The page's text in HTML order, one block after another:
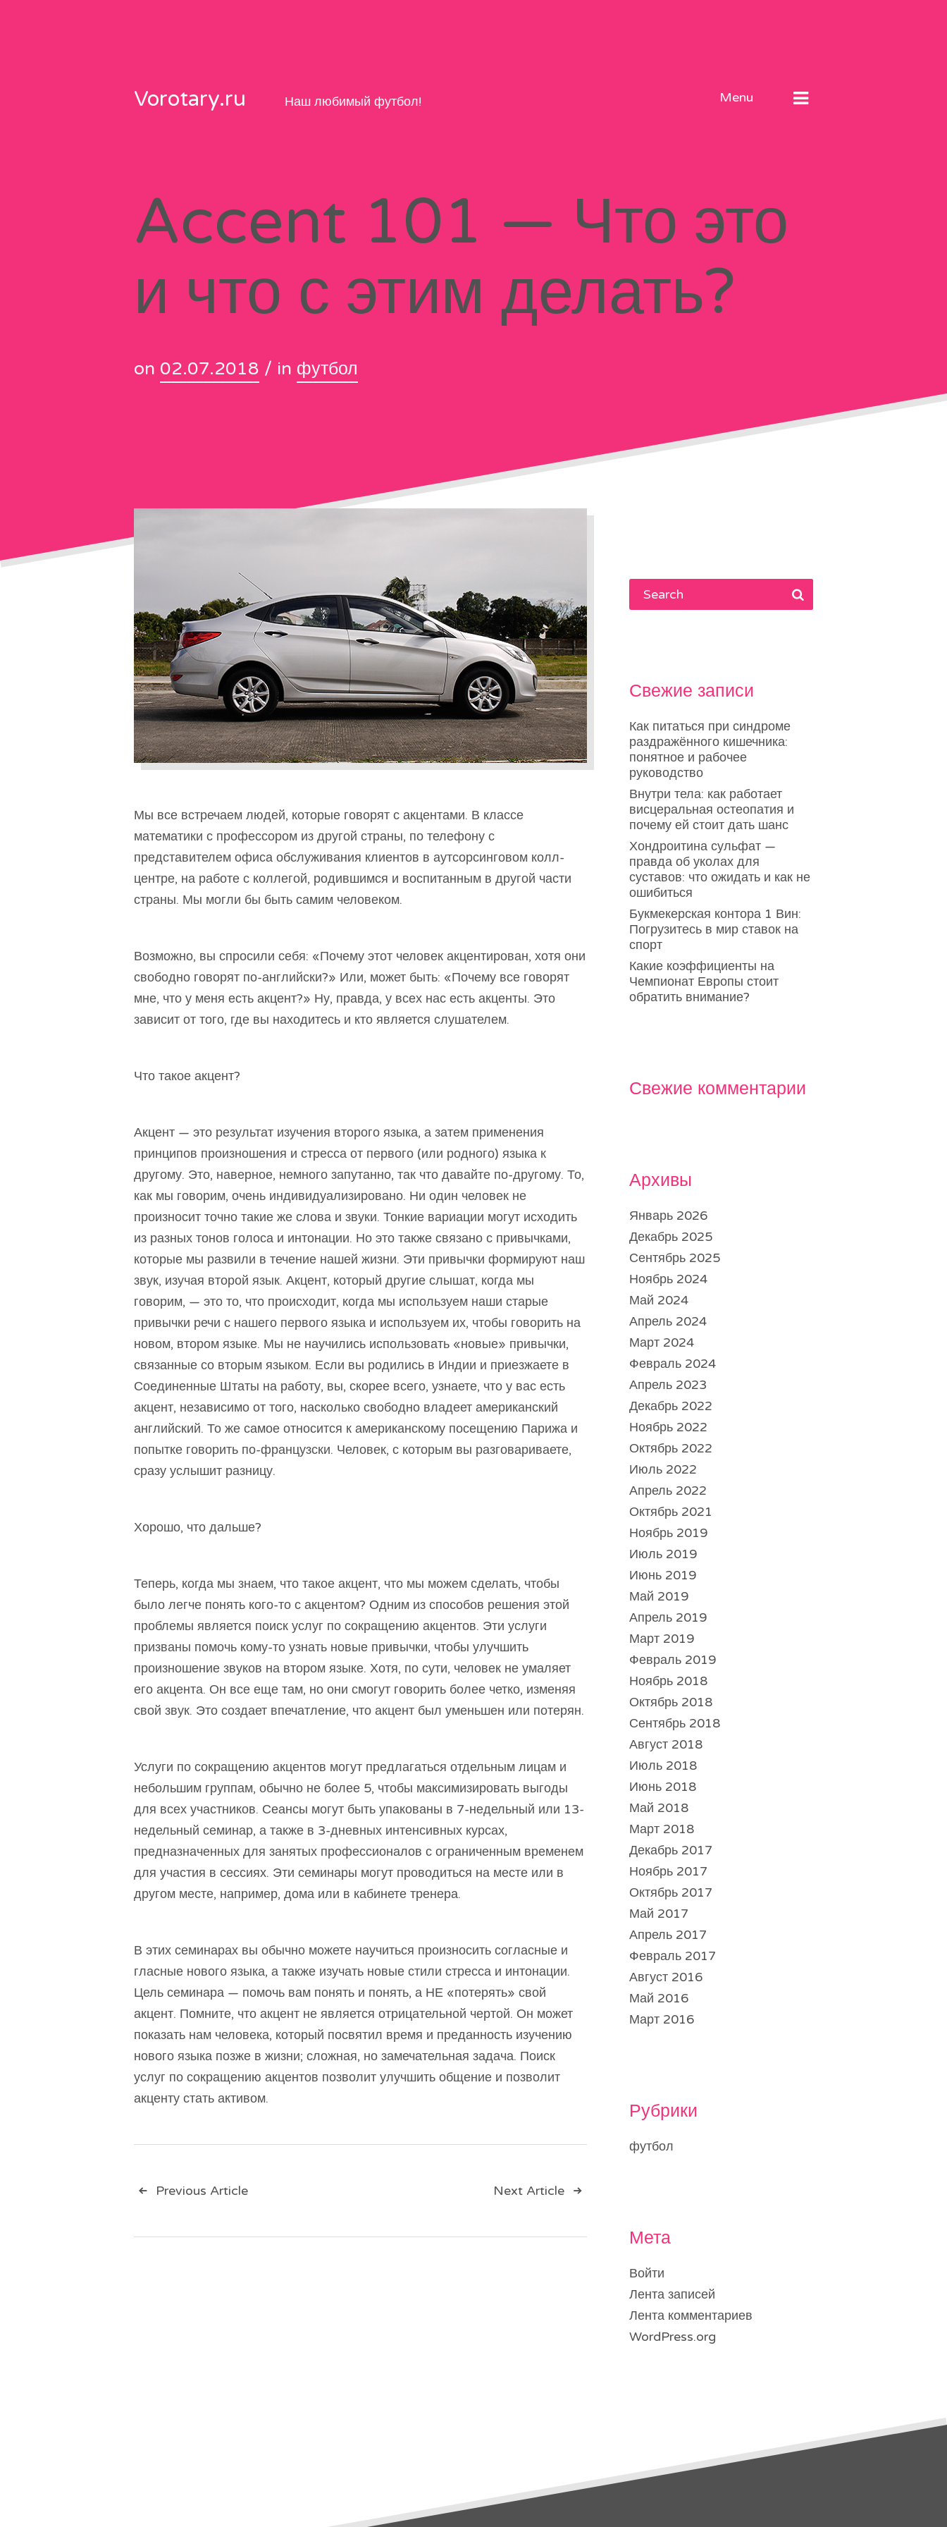
Vorotary.ru Наш любимый футбол! Menu
Accent 101 — Что это
и что с этим делать?
on 02.07.2018 / in футбол
Мы все встречаем людей, которые говорят с акцентами. В классе
математики с профессором из другой страны, по телефону с
представителем офиса обслуживания клиентов в аутсорсинговом колл-
центре, на работе с коллегой, родившимся и воспитанным в другой части
страны. Мы могли бы быть самим человеком.
Возможно, вы спросили себя: «Почему этот человек акцентирован, хотя они
свободно говорят по-английски?» Или, может быть: «Почему все говорят
мне, что у меня есть акцент?» Ну, правда, у всех нас есть акценты. Это
зависит от того, где вы находитесь и кто является слушателем.
Что такое акцент?
Акцент — это результат изучения второго языка, а затем применения
принципов произношения и стресса от первого (или родного) языка к
другому. Это, наверное, немного запутанно, так что давайте по-другому. То,
как мы говорим, очень индивидуализировано. Ни один человек не
произносит точно такие же слова и звуки. Тонкие вариации могут исходить
из разных тонов голоса и интонации. Но это также связано с привычками,
которые мы развили в течение нашей жизни. Эти привычки формируют наш
звук, изучая второй язык. Акцент, который другие слышат, когда мы
говорим, — это то, что происходит, когда мы используем наши старые
привычки речи с нашего первого языка и используем их, чтобы говорить на
новом, втором языке. Мы не научились использовать «новые» привычки,
связанные со вторым языком. Если вы родились в Индии и приезжаете в
Соединенные Штаты на работу, вы, скорее всего, узнаете, что у вас есть
акцент, независимо от того, насколько свободно владеет американский
английский. То же самое относится к американскому посещению Парижа и
попытке говорить по-французски. Человек, с которым вы разговариваете,
сразу услышит разницу.
Хорошо, что дальше?
Теперь, когда мы знаем, что такое акцент, что мы можем сделать, чтобы
было легче понять кого-то с акцентом? Одним из способов решения этой
проблемы является поиск услуг по сокращению акцентов. Эти услуги
призваны помочь кому-то узнать новые привычки, чтобы улучшить
произношение звуков на втором языке. Хотя, по сути, человек не умаляет
его акцента. Он все еще там, но они смогут говорить более четко, изменяя
свой звук. Это создает впечатление, что акцент был уменьшен или потерян.
Услуги по сокращению акцентов могут предлагаться отдельным лицам и
небольшим группам, обычно не более 5, чтобы максимизировать выгоды
для всех участников. Сеансы могут быть упакованы в 7-недельный или 13-
недельный семинар, а также в 3-дневных интенсивных курсах,
предназначенных для занятых профессионалов с ограниченным временем
для участия в сессиях. Эти семинары могут проводиться на месте или в
другом месте, например, дома или в кабинете тренера.
В этих семинарах вы обычно можете научиться произносить согласные и
гласные нового языка, а также изучать новые стили стресса и интонации.
Цель семинара — помочь вам понять и понять, а НЕ «потерять» свой
акцент. Помните, что акцент не является отрицательной чертой. Он может
показать нам человека, который посвятил время и преданность изучению
нового языка позже в жизни; сложная, но замечательная задача. Поиск
услуг по сокращению акцентов позволит улучшить общение и позволит
акценту стать активом.
Навигация
по
Previous Article Next Article
Свежие записи
Как питаться при синдроме
раздражённого кишечника:
понятное и рабочее
руководство
Внутри тела: как работает
висцеральная остеопатия и
почему ей стоит дать шанс
Хондроитина сульфат —
правда об уколах для
суставов: что ожидать и как не
ошибиться
Букмекерская контора 1 Вин:
Погрузитесь в мир ставок на
спорт
Какие коэффициенты на
Чемпионат Европы стоит
обратить внимание?
Свежие комментарии
Архивы
Январь 2026
Декабрь 2025
Сентябрь 2025
Ноябрь 2024
Май 2024
Апрель 2024
Март 2024
Февраль 2024
Апрель 2023
Декабрь 2022
Ноябрь 2022
Октябрь 2022
Июль 2022
Апрель 2022
Октябрь 2021
Ноябрь 2019
Июль 2019
Июнь 2019
Май 2019
Апрель 2019
Март 2019
Февраль 2019
Ноябрь 2018
Октябрь 2018
Сентябрь 2018
Август 2018
Июль 2018
Июнь 2018
Май 2018
Март 2018
Декабрь 2017
Ноябрь 2017
Октябрь 2017
Май 2017
Апрель 2017
Февраль 2017
Август 2016
Май 2016
Март 2016
Рубрики
футбол
Мета
Войти
Лента записей
Лента комментариев
WordPress.org